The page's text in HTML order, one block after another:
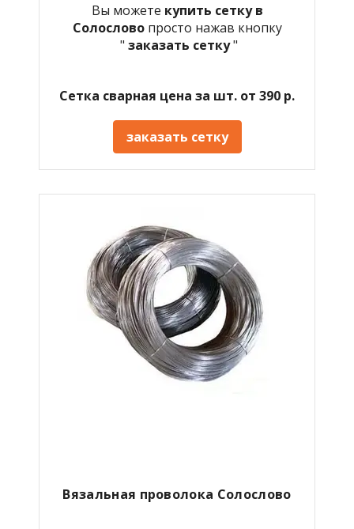
Вы можете купить сетку в
Солослово просто нажав кнопку
" заказать сетку"
Сетка сварная цена за шт. от 390 р.
заказать сетку
Вязальная проволока Солослово